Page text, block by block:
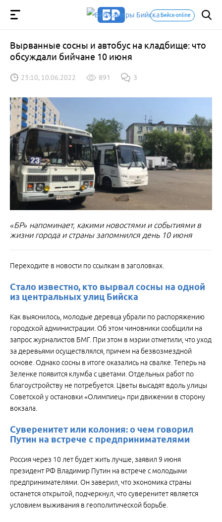
Бийск-online
Вырванные сосны и автобус на кладбище: что
обсуждали бийчане 10 июня
23:10, 10.06.2022 891 3
«БР» напоминает, какими новостями и событиями в
жизни города и страны запомнился день 10 июня
Переходите в новости по ссылкам в заголовках.
Стало известно, кто вырвал сосны на одной
из центральных улиц Бийска
Как выяснилось, молодые деревца убрали по распоряжению
городской администрации. Об этом чиновники сообщили на
запрос журналистов БМГ. При этом в мэрии отметили, что уход
за деревьями осуществлялся, причем на безвозмездной
основе. Однако сосны в итоге оказались на свалке. Теперь на
Зеленке появится клумба с цветами. Отдельных работ по
благоустройству не потребуется. Цветы высадят вдоль улицы
Советской у остановки «Олимпиец» при движении в сторону
вокзала.
Суверенитет или колония: о чем говорил
Путин на встрече с предпринимателями
Россия через 10 лет будет жить лучше, заявил 9 июня
президент РФ Владимир Путин на встрече с молодыми
предпринимателями. Он заверил, что экономика страны
останется открытой, подчеркнул, что суверенитет является
условием выживания в геополитической борьбе.